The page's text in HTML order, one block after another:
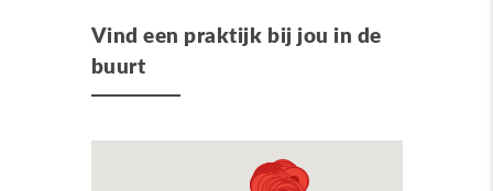
Vind een praktijk bij jou in de
buurt